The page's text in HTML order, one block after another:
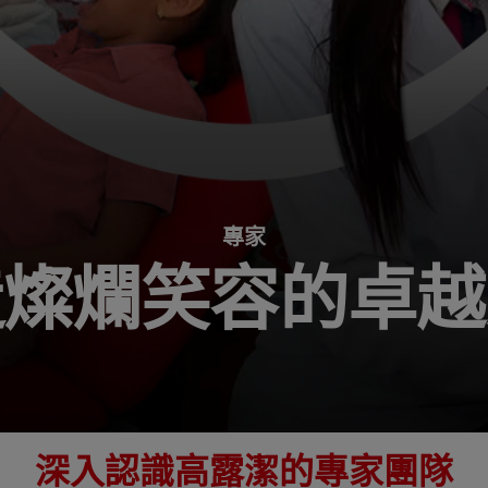
專家
爛笑容的卓
深入認識高露潔的專家團隊